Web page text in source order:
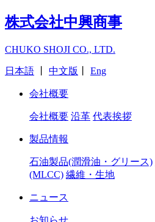
株式会社中興商事
CHUKO SHOJI CO., LTD.
日本語 中文版 Eng
会社概要
会社概要 沿革 代表挨拶
製品情報
石油製品(潤滑油・グリース)
(MLCC) 繊維・生地
ニュース
お知らせ